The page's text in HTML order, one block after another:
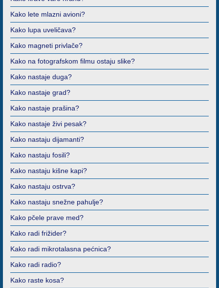
Kako lete mlazni avioni?
Kako lupa uveličava?
Kako magneti privlače?
Kako na fotografskom filmu ostaju slike?
Kako nastaje duga?
Kako nastaje grad?
Kako nastaje prašina?
Kako nastaje živi pesak?
Kako nastaju dijamanti?
Kako nastaju fosili?
Kako nastaju kišne kapi?
Kako nastaju ostrva?
Kako nastaju snežne pahulje?
Kako pčele prave med?
Kako radi frižider?
Kako radi mikrotalasna pećnica?
Kako radi radio?
Kako raste kosa?